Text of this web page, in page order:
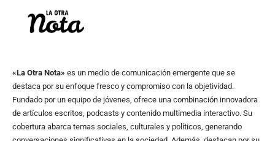
«La Otra Nota» es un medio de comunicación emergente que se
destaca por su enfoque fresco y compromiso con la objetividad.
Fundado por un equipo de jóvenes, ofrece una combinación innovadora
de artículos escritos, podcasts y contenido multimedia interactivo. Su
cobertura abarca temas sociales, culturales y políticos, generando